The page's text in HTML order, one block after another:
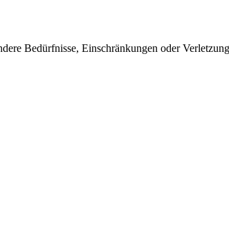
Bedürfnisse, Einschränkungen oder